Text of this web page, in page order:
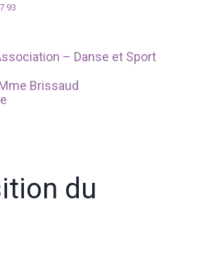
93
– Danse et Sport
Brissaud
du